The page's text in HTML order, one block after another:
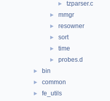
► tzparser.c
► mmgr
► resowner
► sort
► time
► probes.d
► bin
► common
► fe_utils